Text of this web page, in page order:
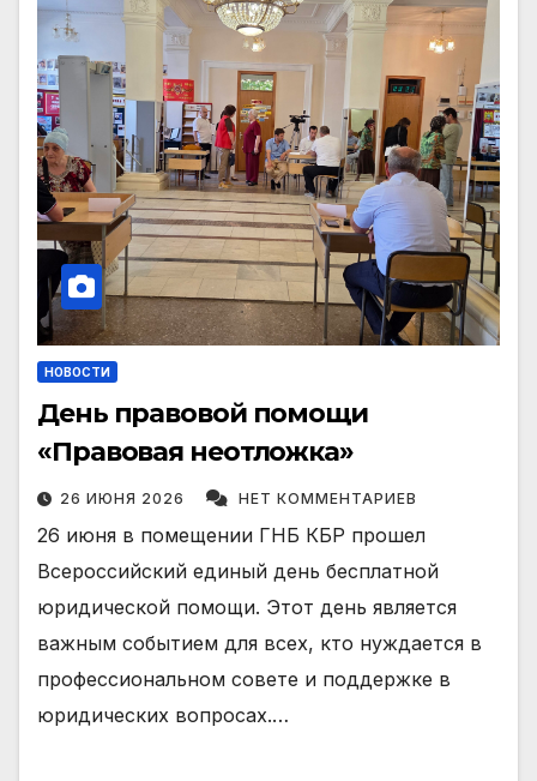
НОВОСТИ
День правовой помощи
«Правовая неотложка»
26 ИЮНЯ 2026 НЕТ КОММЕНТАРИЕВ
26 июня в помещении ГНБ КБР прошел
Всероссийский единый день бесплатной
юридической помощи. Этот день является
важным событием для всех, кто нуждается в
профессиональном совете и поддержке в
юридических вопросах.…